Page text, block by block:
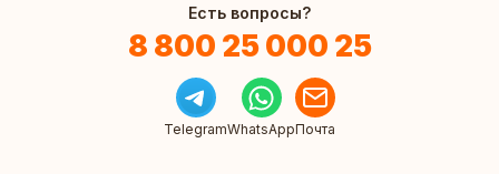
Есть вопросы?
8 800 25 000 25
TelegramWhatsAppПочта